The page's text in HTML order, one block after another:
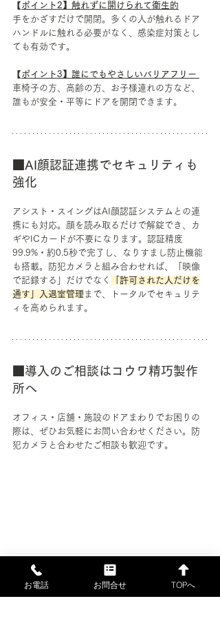
【 ポイント2】触れずに開けられて衛生的
手をかざすだけで開閉。多くの人が触れるドア
ハンドルに触れる必要がなく、感染症対策とし
ても有効です。
【 ポイント3】誰にでもやさしいバリアフリー
車椅子の方、高齢の方、お子様連れの方など、
誰もが安全・平等にドアを開閉できます。
■AI顔認証連携でセキュリティも
強化
アシスト・スイングはAI顔認証システムとの連
携にも対応。顔を読み取るだけで解錠でき、カ
ギやICカードが不要になります。認証精度
99.9%・約0.5秒で完了し、なりすまし防止機能
も搭載。防犯カメラと組み合わせれば、「映像
で記録する」だけでなく
「許可された人だけを
通す」入退室管理 まで、トータルでセキュリテ
ィを高められます。
■導入のご相談はコウワ精巧製作
所へ
オフィス・店舗・施設のドアまわりでお困りの
際は、ぜひお気軽にお問い合わせください。防
犯カメラと合わせたご相談も歓迎です。
お電話 お問合せ TOPへ